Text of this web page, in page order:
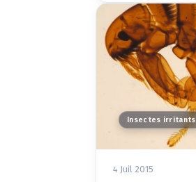
Insectes irritants
4 Juil 2015